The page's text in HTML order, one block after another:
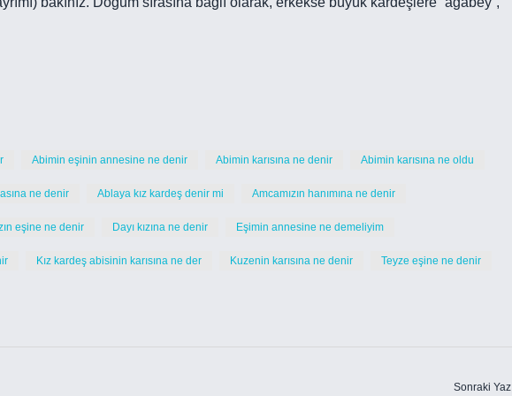
Abimin eşinin annesine ne denir Abimin karısına ne denir Abimin karısına ne oldu
ne denir Ablaya kız kardeş denir mi Amcamızın hanımına ne denir
eşine ne denir Dayı kızına ne denir Eşimin annesine ne demeliyim
Kız kardeş abisinin karısına ne der Kuzenin karısına ne denir Teyze eşine ne denir
Sonraki